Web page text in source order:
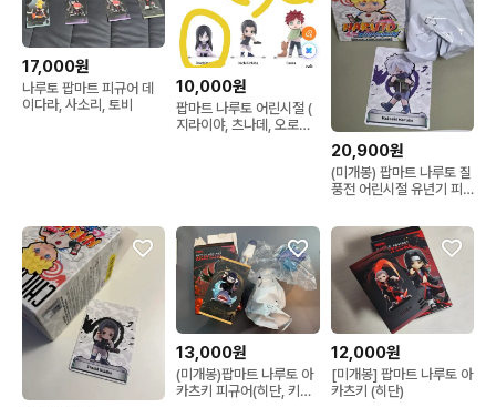
17,000원
나루토 팝마트 피규어 데
이다라, 사소리, 토비
10,000원
팝마트 나루토 어린시절 (
지라이야, 츠나데, 오로치
20,900원
(미개봉) 팝마트 나루토 질
풍전 어린시절 유년기 피
13,000원
(미개봉)팝마트 나루토 아
카츠키 피규어(히단, 키사
12,000원
[미개봉] 팝마트 나루토 아
카츠키 (히단)